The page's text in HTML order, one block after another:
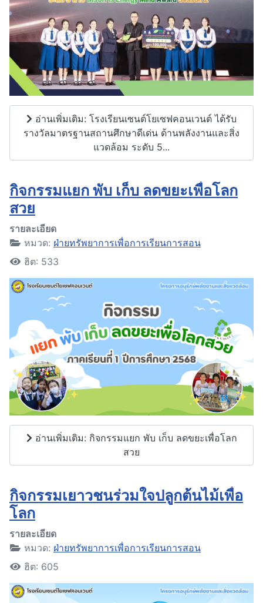
อ่านเพิ่มเติม: โรงเรียนเซนต์โยเซฟคอนเวนต์ ได้รับ
รางวัลมาตรฐานสถานศึกษาดีเด่น ด้านพลังงานและสิ่ง
แวดล้อม ระดับ 5...
กิจกรรมแยก พับ เก็บ ลดขยะเพื่อโลก
สวย
รายละเอียด
หมวด: ฝ่ายทรัพยาการเพื่อการเรียนการสอน
ฮิต: 533
อ่านเพิ่มเติม: กิจกรรมแยก พับ เก็บ ลดขยะเพื่อโลก
สวย
กิจกรรมเยาวชนร่วมใจปลูกต้นไม้เพื่อ
โลก
รายละเอียด
หมวด: ฝ่ายทรัพยาการเพื่อการเรียนการสอน
ฮิต: 605